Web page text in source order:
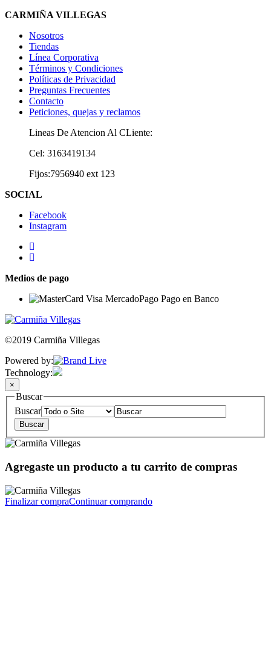
CARMIÑA VILLEGAS
Nosotros
Tiendas
Línea Corporativa
Términos y Condiciones
Políticas de Privacidad
Preguntas Frecuentes
Contacto
Peticiones, quejas y reclamos
Lineas De Atencion Al CLiente:
Cel: 3163419134
Fijos:7956940 ext 123
SOCIAL
Facebook
Instagram
Medios de pago
©2019 Carmiña Villegas
Powered by:
Technology:
×
Buscar
Buscar
Agregaste un producto a tu carrito de compras
Finalizar compraContinuar comprando